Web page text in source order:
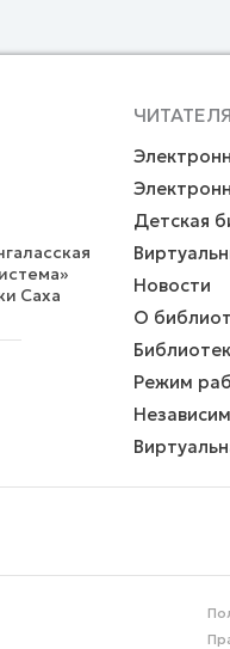
Саха
Детская
Новости
О
Режим